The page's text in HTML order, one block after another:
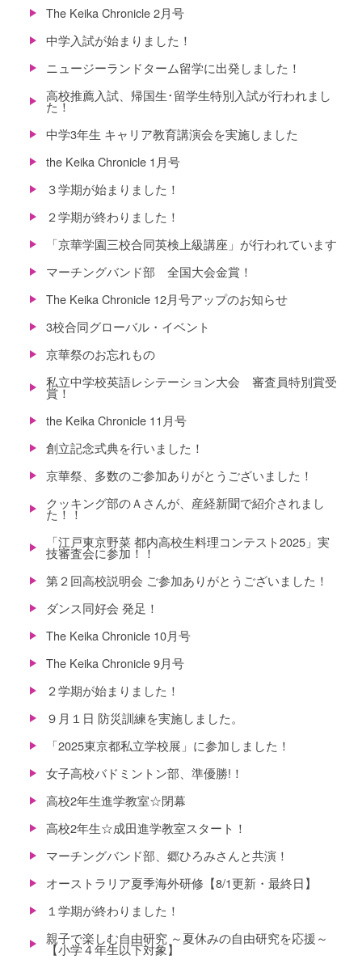
The Keika Chronicle 2月号
中学入試が始まりました！
ニュージーランドターム留学に出発しました！
高校推薦入試、帰国生･留学生特別入試が行われまし
た！
中学3年生 キャリア教育講演会を実施しました
the Keika Chronicle 1月号
３学期が始まりました！
２学期が終わりました！
「京華学園三校合同英検上級講座」が行われています
マーチングバンド部 全国大会金賞！
The Keika Chronicle 12月号アップのお知らせ
3校合同グローバル・イベント
京華祭のお忘れもの
私立中学校英語レシテーション大会 審査員特別賞受
賞！
the Keika Chronicle 11月号
創立記念式典を行いました！
京華祭、多数のご参加ありがとうございました！
クッキング部のＡさんが、産経新聞で紹介されまし
た！！
「江戸東京野菜 都内高校生料理コンテスト2025」実
技審査会に参加！！
第２回高校説明会 ご参加ありがとうございました！
ダンス同好会 発足！
The Keika Chronicle 10月号
The Keika Chronicle 9月号
２学期が始まりました！
９月１日 防災訓練を実施しました。
「2025東京都私立学校展」に参加しました！
女子高校バドミントン部、準優勝!！
高校2年生進学教室☆閉幕
高校2年生☆成田進学教室スタート！
マーチングバンド部、郷ひろみさんと共演！
オーストラリア夏季海外研修【8/1更新・最終日】
１学期が終わりました！
親子で楽しむ自由研究 ～夏休みの自由研究を応援～
【小学４年生以下対象】